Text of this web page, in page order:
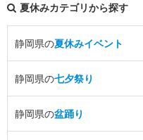
夏休みカテゴリから探す
静岡県の夏休みイベント
静岡県の七夕祭り
静岡県の盆踊り